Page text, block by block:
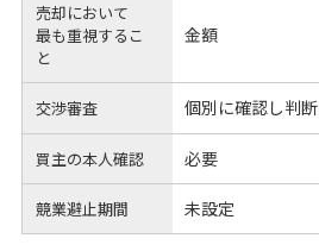
売却において
最も重視するこ
と
金額
交渉審査 個別に確認し判断
買主の本人確認 必要
競業避止期間 未設定